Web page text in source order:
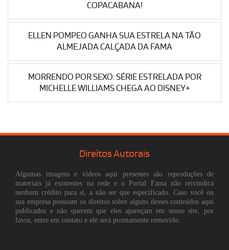
COPACABANA!
ELLEN POMPEO GANHA SUA ESTRELA NA TÃO
ALMEJADA CALÇADA DA FAMA
MORRENDO POR SEXO: SÉRIE ESTRELADA POR
MICHELLE WILLIAMS CHEGA AO DISNEY+
Direitos Autorais
Algumas imagens e vídeos aqui presentes são reproduções de
materiais já existentes na rede e o Portal Fama não reivindica
nenhum crédito para si, a não ser que especificado. Caso você ou
sua empresa possuam os direitos sobre alguns desses conteúdos aqui
publicados e não querem que eles apareçam em nosso site, por
favor, entre em contato e ele será prontamente removido.